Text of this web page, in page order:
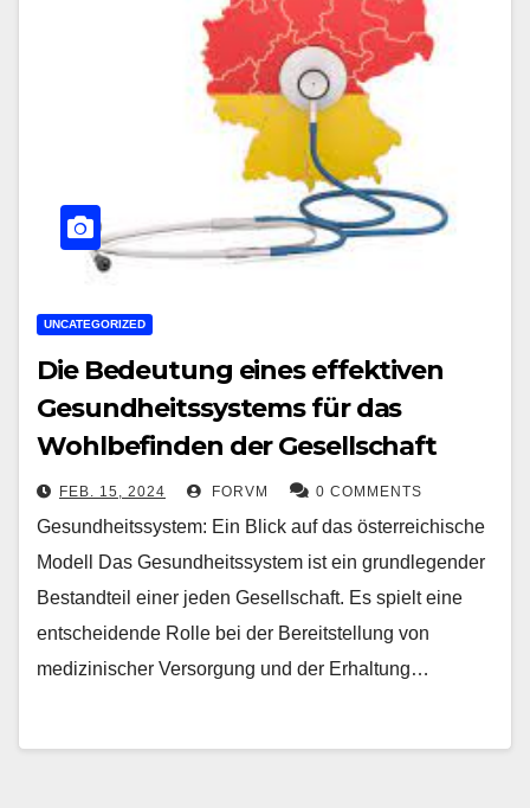
UNCATEGORIZED
Die Bedeutung eines effektiven
Gesundheitssystems für das
Wohlbefinden der Gesellschaft
FEB. 15, 2024 FORVM 0 COMMENTS
Gesundheitssystem: Ein Blick auf das österreichische
Modell Das Gesundheitssystem ist ein grundlegender
Bestandteil einer jeden Gesellschaft. Es spielt eine
entscheidende Rolle bei der Bereitstellung von
medizinischer Versorgung und der Erhaltung…